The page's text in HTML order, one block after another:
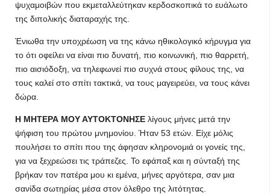
ψυχαμοιβών που εκμεταλλεύτηκαν κερδοσκοπικά το ευάλωτο
της διπολικής διαταραχής της.
Ένιωθα την υποχρέωση να της κάνω ηθικολογικό κήρυγμα για
το ότι οφείλει να είναι πιο δυνατή, πιο κοινωνική, πιο θαρρετή,
πιο αισιόδοξη, να τηλεφωνεί πιο συχνά στους φίλους της, να
τους καλεί στο σπίτι τακτικά, να τους μαγειρεύει, να τους κάνει
δώρα.
Η MΗΤΕΡΑ ΜΟΥ ΑΥΤΟΚΤΟΝΗΣΕ λίγους μήνες μετά την
ψήφιση του πρώτου μνημονίου. Ήταν 53 ετών. Είχε μόλις
πουλήσει το σπίτι που της άφησαν κληρονομιά οι γονείς της,
για να ξεχρεώσει τις τράπεζες. Το εφάπαξ και η σύνταξή της
βρήκαν τον πατέρα μου κι εμένα, μήνες αργότερα, σαν μια
σανίδα σωτηρίας μέσα στον όλεθρο της λιτότητας.